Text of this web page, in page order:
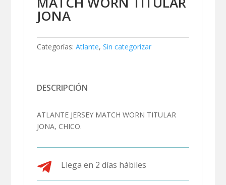
JONA
Categorías: Atlante,Sin categorizar
DESCRIPCIÓN
ATLANTE JERSEY MATCH WORN TITULAR
JONA, CHICO.
 Llega en 2 días hábiles